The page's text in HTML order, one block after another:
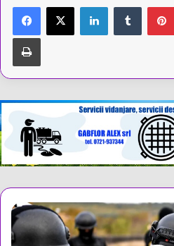
LinkedInTumblr
Tipărește
Percheziții
de
amploare